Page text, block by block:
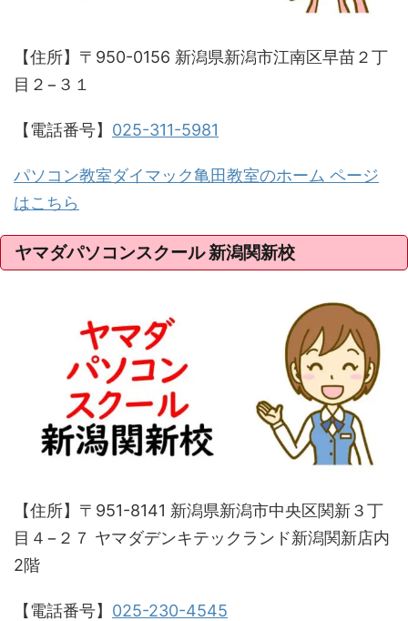
【住所】〒950-0156 新潟県新潟市江南区早苗２丁
目２−３１
【電話番号】 025-311-5981
パソコン教室ダイマック亀田教室のホーム ページ
はこちら
ヤマダパソコンスクール 新潟関新校
【住所】〒951-8141 新潟県新潟市中央区関新３丁
目４−２７ ヤマダデンキテックランド新潟関新店内
2階
【電話番号】 025-230-4545